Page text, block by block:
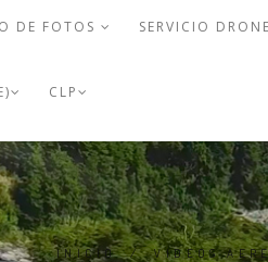
DE FOTOS SERVICIO DRONE
CLP
INICIO/VIDEOS